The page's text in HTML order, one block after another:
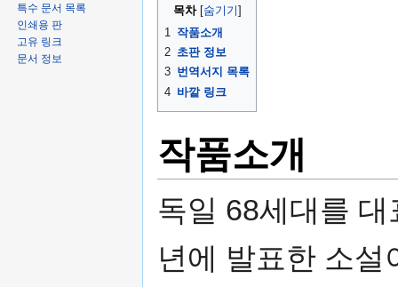
로
가
기
가
기
목차
1
작품소개
2 초판 정보
3 번역서지 목록
4 바깥 링크
작품소개
독일 68세대를
년에 발표한 소
특수 문서 목록
인쇄용 판
고유 링크
문서 정보